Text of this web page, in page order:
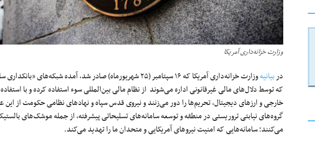
وزارت خزانه‌داری آمریکا
دربیانیه
وزارت خزانه‌داری آمریکا که ۱۶ سپتامبر (۲۵ شهریورماه) صادر شد، آمده
که توسط دلال‌های مالی غیرقانونی اداره می‌شوند از نظام مالی بین‌المللی سوء استفاده کرده و با
خارجی و ارزهای دیجیتال، تحریم‌ها را دور می‌زنند و نیروی قدس سپاه و نهادهای نظامی حکومت از این
گروه‌های نیابتی تروریستی در منطقه و توسعه سامانه‌های تسلیحاتی پیشرفته، از جمله موشک‌های
می‌کنند؛ سامانه‌هایی که امنیت نیروهای آمریکایی و متحدان ما را تهدید می‌کند.